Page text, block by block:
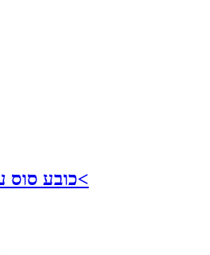
כובע סוס עם רעמה-תפור<